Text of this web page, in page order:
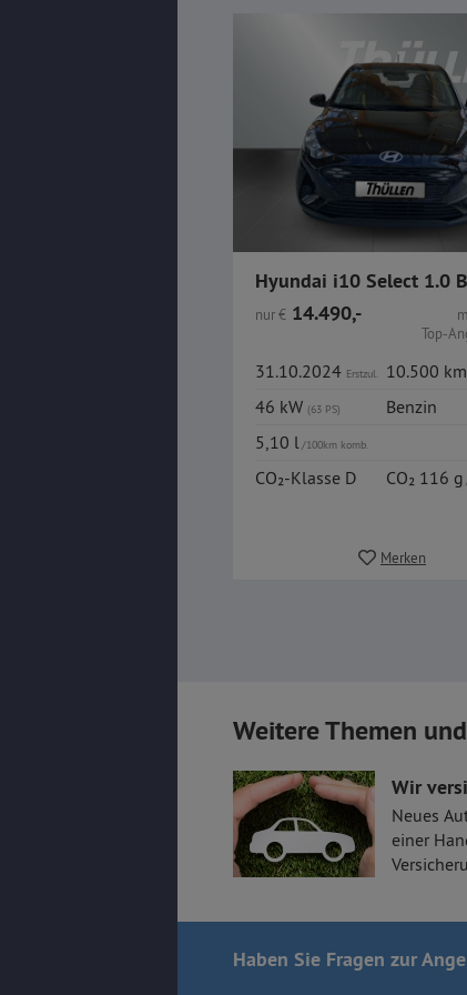
Hyundai i10 Select 1.0
nur€ 14.490,-
Top-
31.10.2024 Erstzul. 10.500 km
46 kW (63 PS)
Benzin
5,10 l/100km komb.
CO₂-Klasse D CO₂ 116
Merken
Weitere Themen
Wir
Neues
einer
Haben Sie Fragen zur